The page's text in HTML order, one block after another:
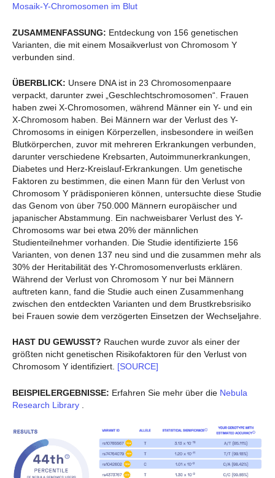
Mosaik-Y-Chromosomen im Blut
ZUSAMMENFASSUNG: Entdeckung von 156 genetischen
Varianten, die mit einem Mosaikverlust von Chromosom Y
verbunden sind.
ÜBERBLICK: Unsere DNA ist in 23 Chromosomenpaare
verpackt, darunter zwei „Geschlechtschromosomen“. Frauen
haben zwei X-Chromosomen, während Männer ein Y- und ein
X-Chromosom haben. Bei Männern war der Verlust des Y-
Chromosoms in einigen Körperzellen, insbesondere in weißen
Blutkörperchen, zuvor mit mehreren Erkrankungen verbunden,
darunter verschiedene Krebsarten, Autoimmunerkrankungen,
Diabetes und Herz-Kreislauf-Erkrankungen. Um genetische
Faktoren zu bestimmen, die einen Mann für den Verlust von
Chromosom Y prädisponieren können, untersuchte diese Studie
das Genom von über 750.000 Männern europäischer und
japanischer Abstammung. Ein nachweisbarer Verlust des Y-
Chromosoms war bei etwa 20% der männlichen
Studienteilnehmer vorhanden. Die Studie identifizierte 156
Varianten, von denen 137 neu sind und die zusammen mehr als
30% der Heritabilität des Y-Chromosomenverlusts erklären.
Während der Verlust von Chromosom Y nur bei Männern
auftreten kann, fand die Studie auch einen Zusammenhang
zwischen den entdeckten Varianten und dem Brustkrebsrisiko
bei Frauen sowie dem verzögerten Einsetzen der Wechseljahre.
HAST DU GEWUSST? Rauchen wurde zuvor als einer der
größten nicht genetischen Risikofaktoren für den Verlust von
Chromosom Y identifiziert. [SOURCE]
BEISPIELERGEBNISSE: Erfahren Sie mehr über die Nebula
Research Library